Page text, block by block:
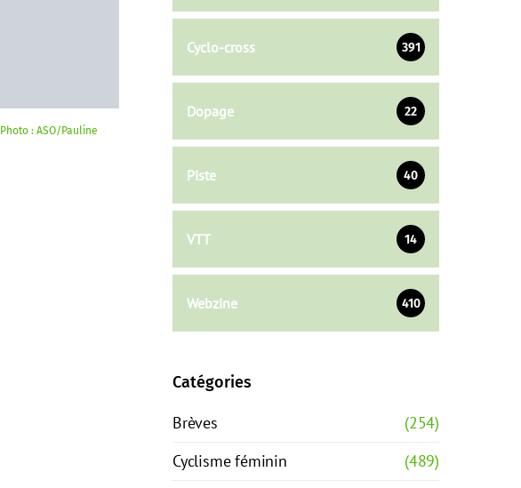
: ASO/Pauline
Cyclo-cross 391
Dopage 22
Piste 40
VTT 14
Webzine 410
Catégories
Brèves
(254)
Cyclisme féminin
(489)